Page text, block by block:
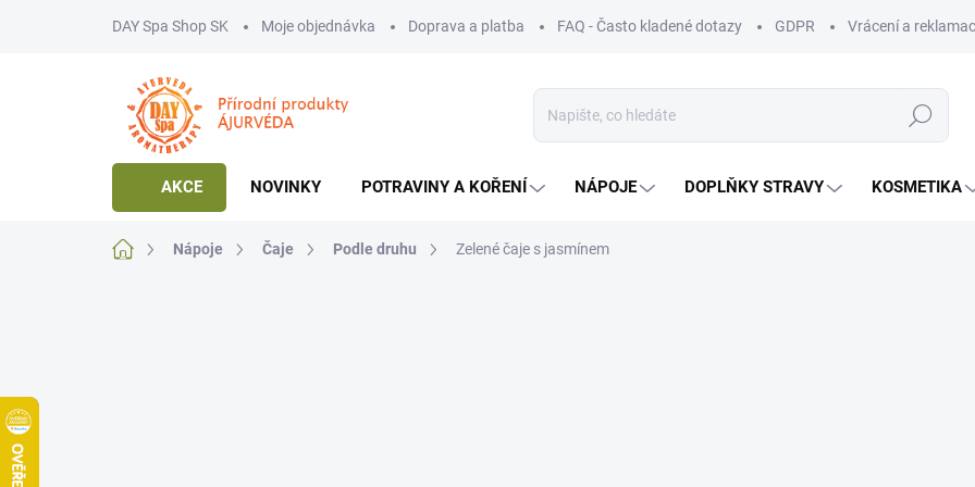
DAY Spa Shop SK Moje objednávka Doprava a platba FAQ - Často kladené dotazy GDPR Vrácení a
Hledat
AKCE NOVINKY POTRAVINY A KOŘENÍ NÁPOJE DOPLŇKY STRAVY KOSMETIKA
Domů Nápoje Čaje Podle druhu Zelené čaje s jasmínem